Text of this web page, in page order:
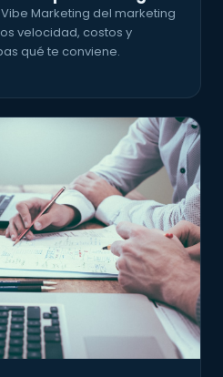
Marketing del marketing
velocidad, costos y
qué te conviene.